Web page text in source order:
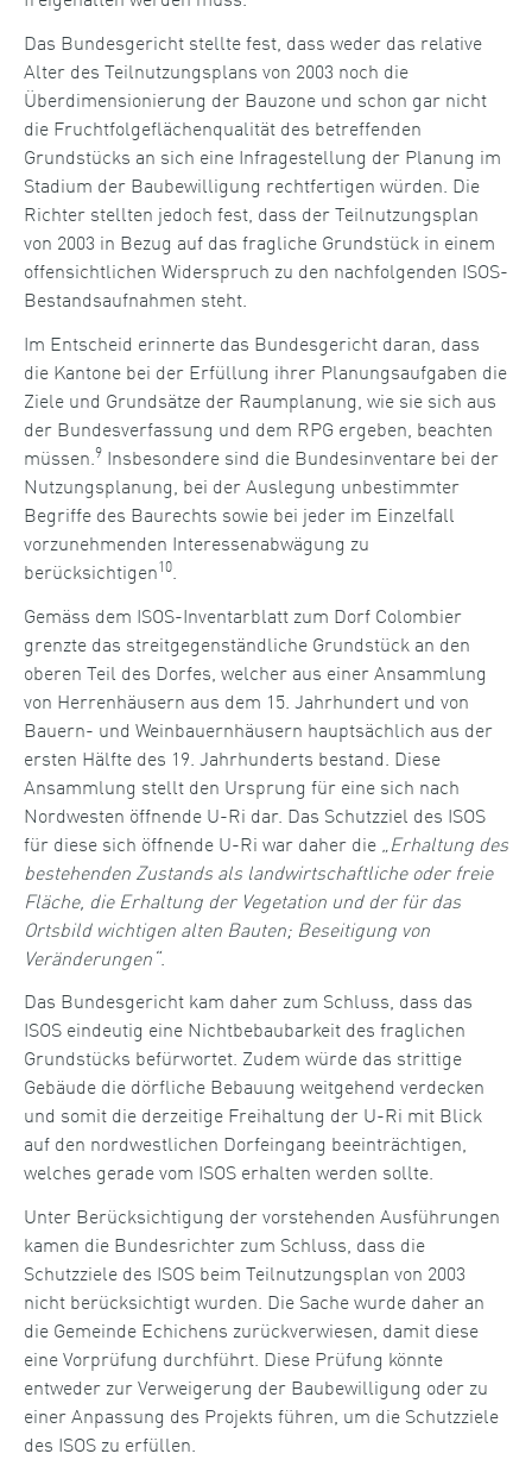
Das Bundesgericht stellte fest, dass weder das relative
Alter des Teilnutzungsplans von 2003 noch die
Überdimensionierung der Bauzone und schon gar nicht
die Fruchtfolgeflächenqualität des betreffenden
Grundstücks an sich eine Infragestellung der Planung im
Stadium der Baubewilligung rechtfertigen würden. Die
Richter stellten jedoch fest, dass der Teilnutzungsplan
von 2003 in Bezug auf das fragliche Grundstück in einem
offensichtlichen Widerspruch zu den nachfolgenden ISOS-
Bestandsaufnahmen steht.
Im Entscheid erinnerte das Bundesgericht daran, dass
die Kantone bei der Erfüllung ihrer Planungsaufgaben die
Ziele und Grundsätze der Raumplanung, wie sie sich aus
der Bundesverfassung und dem RPG ergeben, beachten
müssen.9 Insbesondere sind die Bundesinventare bei der
Nutzungsplanung, bei der Auslegung unbestimmter
Begriffe des Baurechts sowie bei jeder im Einzelfall
vorzunehmenden Interessenabwägung zu
berücksichtigen10.
Gemäss dem ISOS-Inventarblatt zum Dorf Colombier
grenzte das streitgegenständliche Grundstück an den
oberen Teil des Dorfes, welcher aus einer Ansammlung
von Herrenhäusern aus dem 15. Jahrhundert und von
Bauern- und Weinbauernhäusern hauptsächlich aus der
ersten Hälfte des 19. Jahrhunderts bestand. Diese
Ansammlung stellt den Ursprung für eine sich nach
Nordwesten öffnende U-Ri dar. Das Schutzziel des ISOS
für diese sich öffnende U-Ri war daher die „Erhaltung des
bestehenden Zustands als landwirtschaftliche oder freie
Fläche, die Erhaltung der Vegetation und der für das
Ortsbild wichtigen alten Bauten; Beseitigung von
Veränderungen“.
Das Bundesgericht kam daher zum Schluss, dass das
ISOS eindeutig eine Nichtbebaubarkeit des fraglichen
Grundstücks befürwortet. Zudem würde das strittige
Gebäude die dörfliche Bebauung weitgehend verdecken
und somit die derzeitige Freihaltung der U-Ri mit Blick
auf den nordwestlichen Dorfeingang beeinträchtigen,
welches gerade vom ISOS erhalten werden sollte.
Unter Berücksichtigung der vorstehenden Ausführungen
kamen die Bundesrichter zum Schluss, dass die
Schutzziele des ISOS beim Teilnutzungsplan von 2003
nicht berücksichtigt wurden. Die Sache wurde daher an
die Gemeinde Echichens zurückverwiesen, damit diese
eine Vorprüfung durchführt. Diese Prüfung könnte
entweder zur Verweigerung der Baubewilligung oder zu
einer Anpassung des Projekts führen, um die Schutzziele
des ISOS zu erfüllen.